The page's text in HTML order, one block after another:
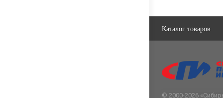
Каталог товаров
© 2000-2026 «